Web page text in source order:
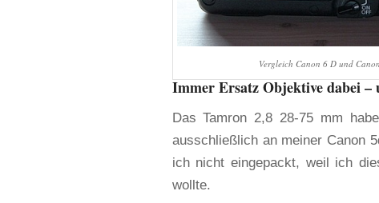
Vergleich Canon 6 D und
Immer Ersatz Objektive dabei –
Das Tamron 2,8 28-75 mm
ausschließlich an meiner Canon
ich nicht eingepackt, weil ich
wollte.